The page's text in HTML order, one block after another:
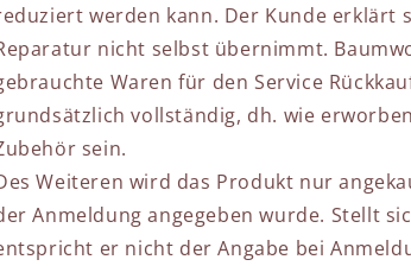
werden kann. Der Kunde erklärt
nicht selbst übernimmt.
Waren für den Service
vollständig, dh. wie
sein.
Weiteren wird das Produkt nur
Anmeldung angegeben wurde. Stellt
er nicht der Angabe bei